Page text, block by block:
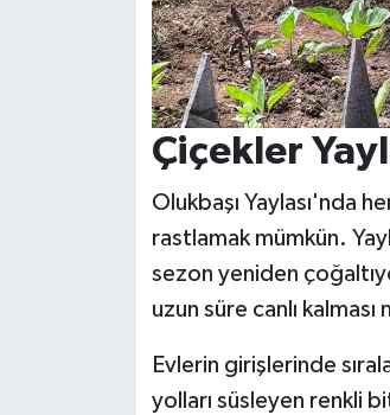
Çiçekler
Olukbaşı Yaylası'nda
rastlamak mümkün.
sezon yeniden
uzun süre canlı
Evlerin girişlerinde
yolları süsleyen renkli